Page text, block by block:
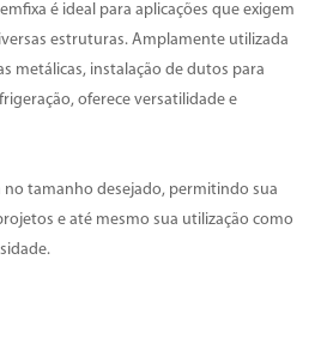
é ideal para aplicações que exigem
estruturas. Amplamente utilizada
metálicas, instalação de dutos para
oferece versatilidade e
no tamanho desejado, permitindo sua
e até mesmo sua utilização como